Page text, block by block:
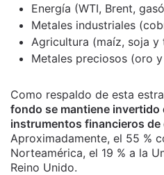
Energía (WTI, Brent,
Metales industriales
Agricultura (maíz, soja y
Metales preciosos (oro
Como respaldo de esta
fondo se mantiene invertido
instrumentos financieros
Aproximadamente, el 55 %
Norteamérica, el 19 % a la
Reino Unido.